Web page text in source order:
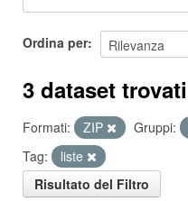
Ordina per
3 dataset trovati
Formati: ZIP Gruppi:
Tag:
liste
Risultato del Filtro